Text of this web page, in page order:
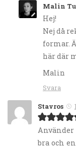
Malin
Hej!
Nej då
formar.
här där
Malin
Svara
Stavros
bra och